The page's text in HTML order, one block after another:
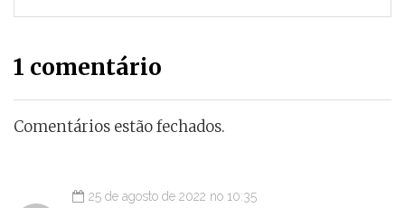
1 comentário
Comentários estão fechados.
25 de agosto de 2022 no 10:35